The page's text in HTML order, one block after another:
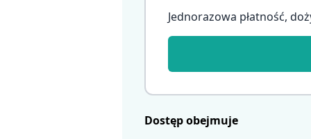
Jednorazowa płatność,
Dostęp obejmuje